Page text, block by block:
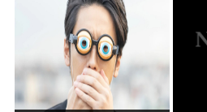
韓国人「イジョンフ本日の全米が呆
高市早苗さん、熊本避難所までいっ
海外「日本のアニメがここまで泣け
下手うまな絵師の顔の描き方大体これ